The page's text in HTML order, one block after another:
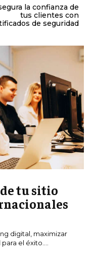
la confianza de
tus clientes con
de seguridad
tu sitio
digital, maximizar
el éxito....